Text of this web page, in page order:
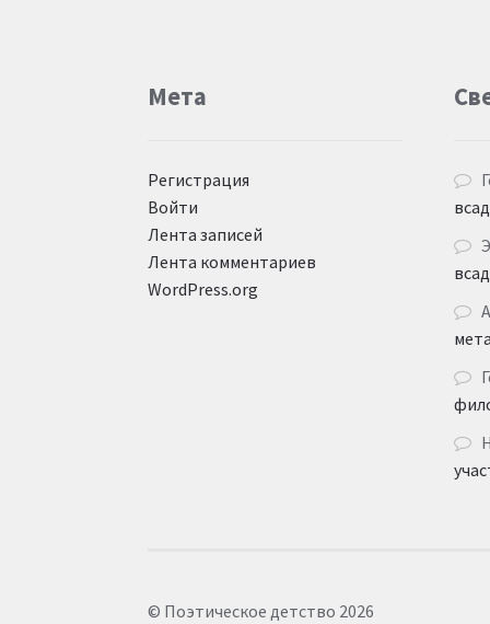
Мета
Регистрация
Войти
Лента записей
Лента комментариев
WordPress.org
© Поэтическое детство 2026